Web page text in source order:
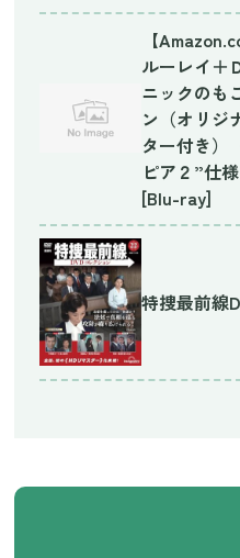
【
ルーレイ＋
ニックのも
ン（オリジ
ター付き）
ピア２”仕
[Blu-ray]
特捜最前線